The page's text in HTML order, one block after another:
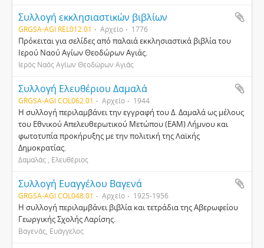
Συλλογή εκκλησιαστικών βιβλίων
GRGSA-AGI REL012.01 Αρχείο 1776
Πρόκειται για σελίδες από παλαιά εκκλησιαστικά βιβλία του
Ιερού Ναού Αγίων Θεοδώρων Αγιάς.
Ιερός Ναός Αγίων Θεοδώρων Αγιάς
Συλλογή Ελευθέριου Δαμαλά
GRGSA-AGI COL062.01 Αρχείο 1944
Η συλλογή περιλαμβάνει την εγγραφή του Δ. Δαμαλά ως μέλους
του Εθνικού Απελευθερωτικού Μετώπου (ΕΑΜ) Λήμνου και
φωτοτυπία προκήρυξης με την πολιτική της Λαϊκής
Δημοκρατίας.
Δαμαλάς , Ελευθέριος
Συλλογή Ευαγγέλου Βαγενά
GRGSA-AGI COL048.01 Αρχείο 1925-1956
Η συλλογή περιλαμβάνει βιβλία και τετράδια της Αβερωφείου
Γεωργικής Σχολής Λαρίσης.
Βαγενάς, Ευάγγελος